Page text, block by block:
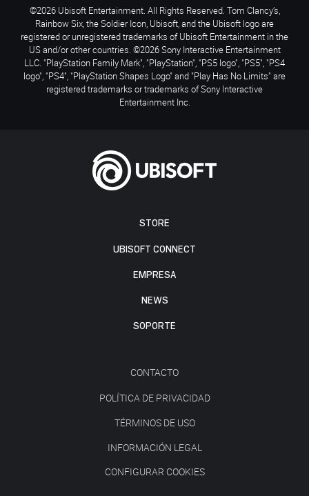
STORE
UBISOFT CONNECT
EMPRESA
NEWS
SOPORTE
CONTACTO
POLÍTICA DE PRIVACIDAD
TÉRMINOS DE USO
INFORMACIÓN LEGAL
CONFIGURAR COOKIES
©2026 Ubisoft Entertainment. All Rights Reserved. Tom Clancy’s,
Rainbow Six, the Soldier Icon, Ubisoft, and the Ubisoft logo are
registered or unregistered trademarks of Ubisoft Entertainment in the
US and/or other countries. ©2026 Sony Interactive Entertainment
LLC. "PlayStation Family Mark", "PlayStation", "PS5 logo", "PS5", "PS4
logo", "PS4", "PlayStation Shapes Logo" and "Play Has No Limits" are
registered trademarks or trademarks of Sony Interactive
Entertainment Inc.